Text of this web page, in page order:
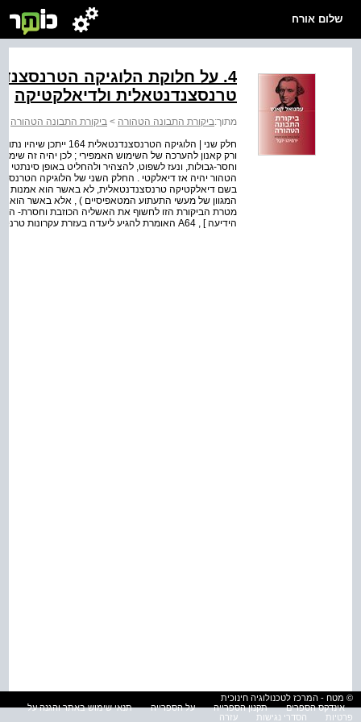
שלום אורח
4. על חלוקת הלוגיקה
טרנסצנדנטאלית ולדיאלקטיקה
מתוך:ביקורת התבונה הטהורה > ביקורת התבונה הטהורה
חלק שני | הלוגיקה
ורק קאנון להערכה של השימוש האמפירי ; לכן יהיה זה
וחסר-גבולות, ונעז לשפוט, להצהיר ולהחליט באופן
הטהור יהיה אז דיאלקטי . החלק השני של הלוגיקה
בשם דיאלקטיקה טרנסצנדנטאלית, לא באשר הוא אמנות
המגוון של מעשי התעתוע המטאפיסיים ) , אלא באשר הוא
מטרת הביקורת הזו לחשוף את האשליה הכוזבת וחסרת-
הידיעה ] , A64 האומרת להגיע ליעדה בעזרת עקרונות טרנסצנדנטאליים גרידא .
© מטח - המרכז לטכנולוגיה חינוכית
אינדקס הספרים
תקנון הספרייה על הספרייה
תנאי שימוש באתר והגנה על
פרטיות
הסדרי נגישות עזרה